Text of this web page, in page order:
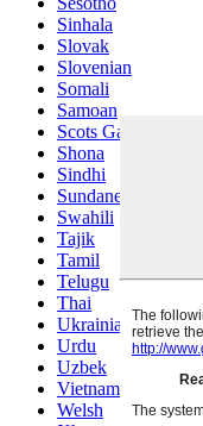
Sinhala
Slovak
Slovenian
Somali
Samoan
Scots Gaelic
Shona
Sindhi
Sundanese
Swahili
Tajik
Tamil
Telugu
Thai
Ukrainian
Urdu
Uzbek
Vietnamese
Welsh